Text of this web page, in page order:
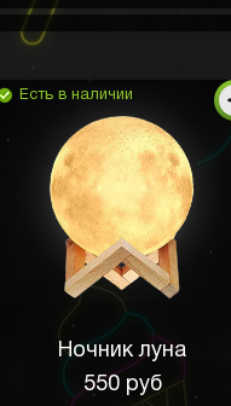
Есть в наличии
Ночник луна
550 руб